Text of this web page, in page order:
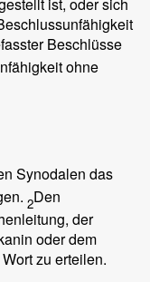
Beschlüsse
ohne
Synodalen das
2Den
der
oder dem
zu erteilen.